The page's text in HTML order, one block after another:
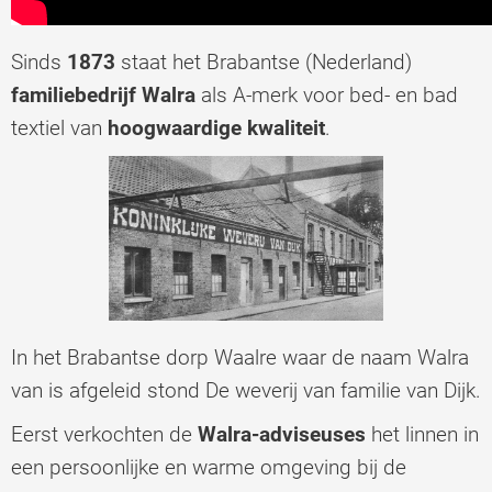
Sinds 1873 staat het Brabantse (Nederland)
familiebedrijf Walra als A-merk voor bed- en bad
textiel van hoogwaardige kwaliteit.
In het Brabantse dorp Waalre waar de naam Walra
van is afgeleid stond De weverij van familie van Dijk.
Eerst verkochten de Walra-adviseuses het linnen in
een persoonlijke en warme omgeving bij de